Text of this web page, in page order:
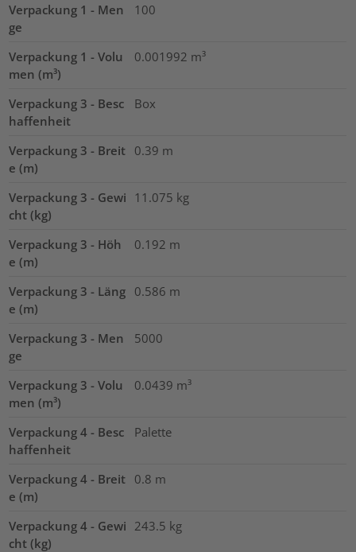
Verpackung 1 - Men
ge
100
Verpackung 1 - Volu
men (m³)
0.001992 m³
Verpackung 3 - Besc
haffenheit
Box
Verpackung 3 - Breit
e (m)
0.39 m
Verpackung 3 - Gewi
cht (kg)
11.075 kg
Verpackung 3 - Höh
e (m)
0.192 m
Verpackung 3 - Läng
e (m)
0.586 m
Verpackung 3 - Men
ge
5000
Verpackung 3 - Volu
men (m³)
0.0439 m³
Verpackung 4 - Besc
haffenheit
Palette
Verpackung 4 - Breit
e (m)
0.8 m
Verpackung 4 - Gewi
cht (kg)
243.5 kg